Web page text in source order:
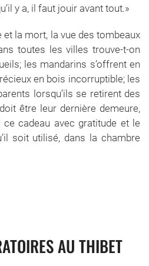
y a, il faut jouir avant tout.»
la mort, la vue des tombeaux
toutes les villes trouve-t-on
les mandarins s’offrent en
en bois incorruptible; les
lorsqu’ils se retirent des
être leur dernière demeure,
cadeau avec gratitude et le
soit utilisé, dans la chambre
AU THIBET